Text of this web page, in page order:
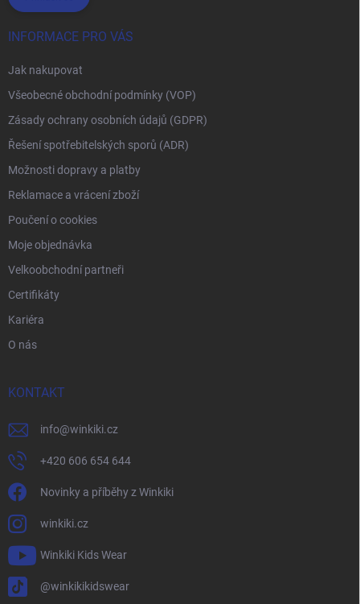
INFORMACE PRO VÁS
Jak nakupovat
Všeobecné obchodní podmínky (VOP)
Zásady ochrany osobních údajů (GDPR)
Řešení spotřebitelských sporů (ADR)
Možnosti dopravy a platby
Reklamace a vrácení zboží
Poučení o cookies
Moje objednávka
Velkoobchodní partneři
Certifikáty
Kariéra
O nás
KONTAKT
info@winkiki.cz
+420 606 654 644
Novinky a příběhy z Winkiki
winkiki.cz
Winkiki Kids Wear
@winkikikidswear